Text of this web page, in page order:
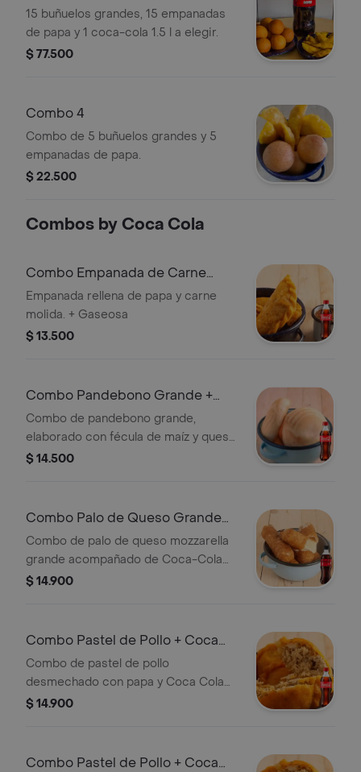
15 buñuelos grandes, 15 empanadas
de papa y 1 coca-cola 1.5 l a elegir.
$ 77.500
Combo 4
Combo de 5 buñuelos grandes y 5
empanadas de papa.
$ 22.500
Combos by Coca Cola
Combo Empanada de Carne
Grande +Cocacola Orig 400ml
Empanada rellena de papa y carne
molida. + Gaseosa
$ 13.500
Combo Pandebono Grande +
Coca Cola Original 400 ml
Combo de pandebono grande,
elaborado con fécula de maíz y queso,
acompañado de una Coca Cola
$ 14.500
Combo Palo de Queso Grande
+Cocacola S/az 400ml
Combo de palo de queso mozzarella
grande acompañado de Coca-Cola
sin azúcar de 400 ml.
$ 14.900
Combo Pastel de Pollo + Coca
Cola Original 400 ml
Combo de pastel de pollo
desmechado con papa y Coca Cola
Original de 400 ml.
$ 14.900
Combo Pastel de Pollo + Coca